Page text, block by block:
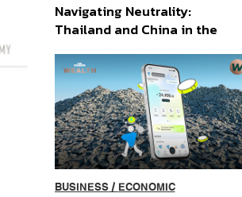
Navigating Neutrality:
Thailand and China in the
Order
BUSINESS/ ECONOMIC